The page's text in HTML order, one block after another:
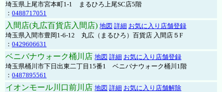
埼玉県上尾市宮本町1-1 まるひろ上尾SC店5階
： 0488717051
入間店(丸広百貨店入間店) 地図 詳細 お気に入り店舗登録
埼玉県入間市豊岡1-6-12 丸広（まるひろ）百貨店 入間店５F
： 0429606631
ベニバナウォーク桶川店 地図 詳細 お気に入り店舗登録
埼玉県桶川市下日出東二丁目15番1 ベニバナウォーク桶川1階
： 0487895561
イオンモール川口前川店 地図 詳細 お気に入り店舗解除